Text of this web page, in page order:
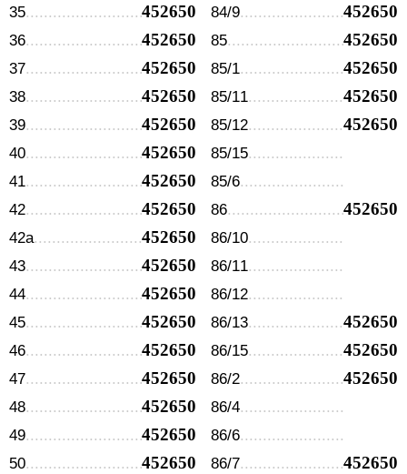
35 452650
36 452650
37 452650
38 452650
39 452650
40 452650
41 452650
42 452650
42а 452650
43 452650
44 452650
45 452650
46 452650
47 452650
48 452650
49 452650
50 452650
84/9
452650
85 452650
85/1 452650
85/11 452650
85/12 452650
85/15
85/6
86
452650
86/10
86/11
86/12
86/13
452650
86/15 452650
86/2 452650
86/4
86/6
86/7
452650